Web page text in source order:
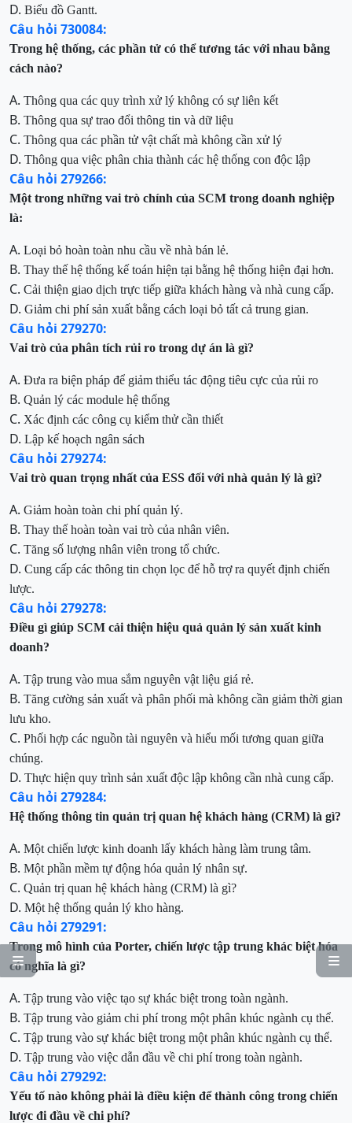


D. Biểu đồ Gantt.
Câu hỏi 730084:
Trong hệ thống, các phần tử có thể tương tác với nhau bằng
cách nào?
A. Thông qua các quy trình xử lý không có sự liên kết
B. Thông qua sự trao đổi thông tin và dữ liệu
C. Thông qua các phần tử vật chất mà không cần xử lý
D. Thông qua việc phân chia thành các hệ thống con độc lập
Câu hỏi 279266:
Một trong những vai trò chính của SCM trong doanh nghiệp
là:
A. Loại bỏ hoàn toàn nhu cầu về nhà bán lẻ.
B. Thay thế hệ thống kế toán hiện tại bằng hệ thống hiện đại hơn.
C. Cải thiện giao dịch trực tiếp giữa khách hàng và nhà cung cấp.
D. Giảm chi phí sản xuất bằng cách loại bỏ tất cả trung gian.
Câu hỏi 279270:
Vai trò của phân tích rủi ro trong dự án là gì?
A. Đưa ra biện pháp để giảm thiểu tác động tiêu cực của rủi ro
B. Quản lý các module hệ thống
C. Xác định các công cụ kiểm thử cần thiết
D. Lập kế hoạch ngân sách
Câu hỏi 279274:
Vai trò quan trọng nhất của ESS đối với nhà quản lý là gì?
A. Giảm hoàn toàn chi phí quản lý.
B. Thay thế hoàn toàn vai trò của nhân viên.
C. Tăng số lượng nhân viên trong tổ chức.
D. Cung cấp các thông tin chọn lọc để hỗ trợ ra quyết định chiến
lược.
Câu hỏi 279278:
Điều gì giúp SCM cải thiện hiệu quả quản lý sản xuất kinh
doanh?
A. Tập trung vào mua sắm nguyên vật liệu giá rẻ.
B. Tăng cường sản xuất và phân phối mà không cần giảm thời gian
lưu kho.
C. Phối hợp các nguồn tài nguyên và hiểu mối tương quan giữa
chúng.
D. Thực hiện quy trình sản xuất độc lập không cần nhà cung cấp.
Câu hỏi 279284:
Hệ thống thông tin quản trị quan hệ khách hàng (CRM) là gì?
A. Một chiến lược kinh doanh lấy khách hàng làm trung tâm.
B. Một phần mềm tự động hóa quản lý nhân sự.
C. Quản trị quan hệ khách hàng (CRM) là gì?
D. Một hệ thống quản lý kho hàng.
Câu hỏi 279291:
Trong mô hình của Porter, chiến lược tập trung khác biệt hóa
có nghĩa là gì?
A. Tập trung vào việc tạo sự khác biệt trong toàn ngành.
B. Tập trung vào giảm chi phí trong một phân khúc ngành cụ thể.
C. Tập trung vào sự khác biệt trong một phân khúc ngành cụ thể.
D. Tập trung vào việc dẫn đầu về chi phí trong toàn ngành.
Câu hỏi 279292:
Yếu tố nào không phải là điều kiện để thành công trong chiến
lược đi đầu về chi phí?